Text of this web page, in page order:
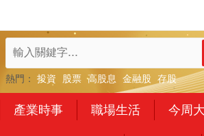
熱門： 投資 股票 高股息 金融股 存股
產業時事 職場生活 今周